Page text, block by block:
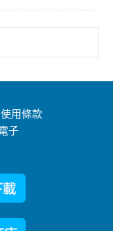
|使用條款
子